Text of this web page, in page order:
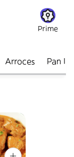
Prime
Arroces Pan